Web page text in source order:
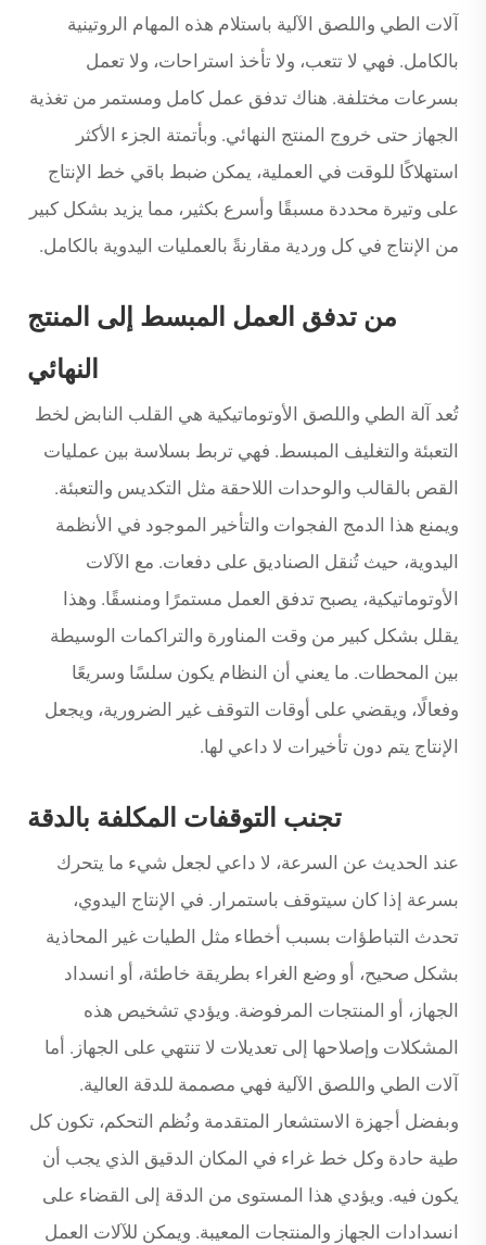
آلات الطي واللصق الآلية باستلام هذه المهام الروتينية
بالكامل. فهي لا تتعب، ولا تأخذ استراحات، ولا تعمل
بسرعات مختلفة. هناك تدفق عمل كامل ومستمر من تغذية
الجهاز حتى خروج المنتج النهائي. وبأتمتة الجزء الأكثر
استهلاكًا للوقت في العملية، يمكن ضبط باقي خط الإنتاج
على وتيرة محددة مسبقًا وأسرع بكثير، مما يزيد بشكل كبير
من الإنتاج في كل وردية مقارنةً بالعمليات اليدوية بالكامل.
من تدفق العمل المبسط إلى المنتج
النهائي
تُعد آلة الطي واللصق الأوتوماتيكية هي القلب النابض لخط
التعبئة والتغليف المبسط. فهي تربط بسلاسة بين عمليات
القص بالقالب والوحدات اللاحقة مثل التكديس والتعبئة.
ويمنع هذا الدمج الفجوات والتأخير الموجود في الأنظمة
اليدوية، حيث تُنقل الصناديق على دفعات. مع الآلات
الأوتوماتيكية، يصبح تدفق العمل مستمرًا ومنسقًا. وهذا
يقلل بشكل كبير من وقت المناورة والتراكمات الوسيطة
بين المحطات. ما يعني أن النظام يكون سلسًا وسريعًا
وفعالًا، ويقضي على أوقات التوقف غير الضرورية، ويجعل
الإنتاج يتم دون تأخيرات لا داعي لها.
تجنب التوقفات المكلفة بالدقة
عند الحديث عن السرعة، لا داعي لجعل شيء ما يتحرك
بسرعة إذا كان سيتوقف باستمرار. في الإنتاج اليدوي،
تحدث التباطؤات بسبب أخطاء مثل الطيات غير المحاذية
بشكل صحيح، أو وضع الغراء بطريقة خاطئة، أو انسداد
الجهاز، أو المنتجات المرفوضة. ويؤدي تشخيص هذه
المشكلات وإصلاحها إلى تعديلات لا تنتهي على الجهاز. أما
آلات الطي واللصق الآلية فهي مصممة للدقة العالية.
وبفضل أجهزة الاستشعار المتقدمة ونُظم التحكم، تكون كل
طية حادة وكل خط غراء في المكان الدقيق الذي يجب أن
يكون فيه. ويؤدي هذا المستوى من الدقة إلى القضاء على
انسدادات الجهاز والمنتجات المعيبة. ويمكن للآلات العمل